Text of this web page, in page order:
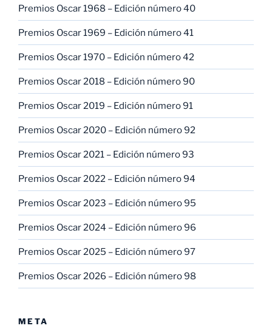
Premios Oscar 1968 – Edición número 40
Premios Oscar 1969 – Edición número 41
Premios Oscar 1970 – Edición número 42
Premios Oscar 2018 – Edición número 90
Premios Oscar 2019 – Edición número 91
Premios Oscar 2020 – Edición número 92
Premios Oscar 2021 – Edición número 93
Premios Oscar 2022 – Edición número 94
Premios Oscar 2023 – Edición número 95
Premios Oscar 2024 – Edición número 96
Premios Oscar 2025 – Edición número 97
Premios Oscar 2026 – Edición número 98
META